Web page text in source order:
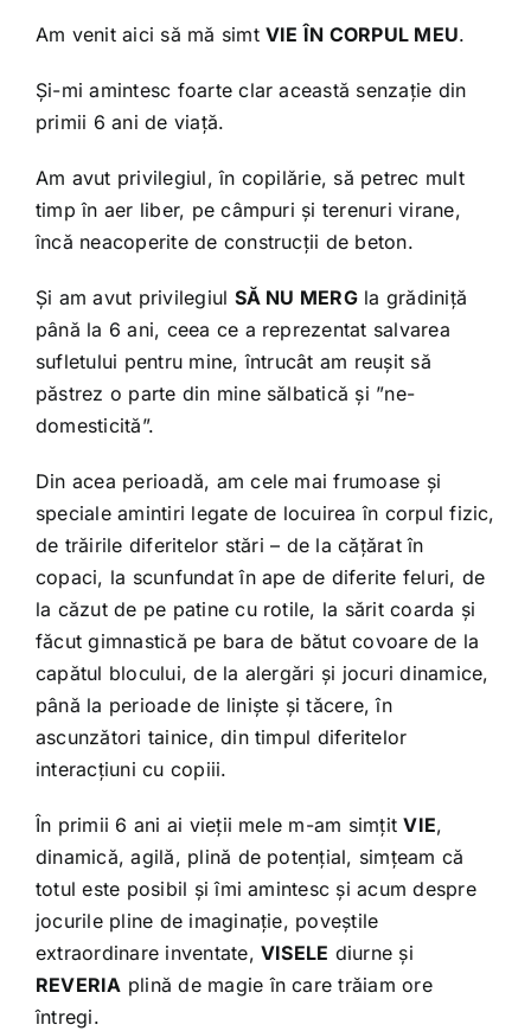
Am venit aici să mă simt VIE ÎN CORPUL MEU.
Și-mi amintesc foarte clar această senzație din
primii 6 ani de viață.
Am avut privilegiul, în copilărie, să petrec mult
timp în aer liber, pe câmpuri și terenuri virane,
încă neacoperite de construcții de beton.
Și am avut privilegiul SĂ NU MERGla grădiniță
până la 6 ani, ceea ce a reprezentat salvarea
sufletului pentru mine, întrucât am reușit să
păstrez o parte din mine sălbatică și ”ne-
domesticită”.
Din acea perioadă, am cele mai frumoase și
speciale amintiri legate de locuirea în corpul fizic,
de trăirile diferitelor stări – de la cățărat în
copaci, la scunfundat în ape de diferite feluri, de
la căzut de pe patine cu rotile, la sărit coarda și
făcut gimnastică pe bara de bătut covoare de la
capătul blocului, de la alergări și jocuri dinamice,
până la perioade de liniște și tăcere, în
ascunzători tainice, din timpul diferitelor
interacțiuni cu copiii.
În primii 6 ani ai vieții mele m-am simțitVIE,
dinamică, agilă, plină de potențial, simțeam că
totul este posibil și îmi amintesc și acum despre
jocurile pline de imaginație, poveștile
extraordinare inventate, VISELE diurne și
REVERIA plină de magie în care trăiam ore
întregi.